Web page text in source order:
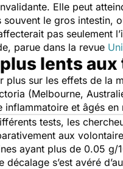
Elle peut
souvent le gros intestin,
pas seulement
parue dans la revue
lents
plus sur les effets de la
(Melbourne,
inflammatoire et âgés
tests, les
aux
ayant plus de 0.05
décalage s’est avéré